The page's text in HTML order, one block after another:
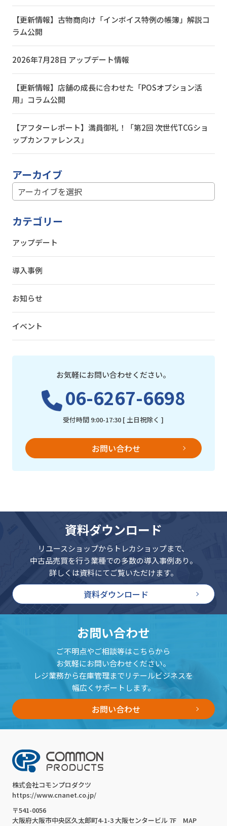
【更新情報】古物商向け「インボイス特例の帳簿」解説コ
ラム公開
2026年7月28日 アップデート情報
【更新情報】店舗の成長に合わせた「POSオプション活
用」コラム公開
【アフターレポート】満員御礼！「第2回 次世代TCGショ
ップカンファレンス」
アーカイブ
カテゴリー
アップデート
導入事例
お知らせ
イベント
お気軽にお問い合わせください。
06-6267-6698
受付時間 9:00-17:30 [ 土日祝除く ]
お問い合わせ
資料ダウンロード
リユースショップからトレカショップまで、
中古品売買を行う業種での多数の導入事例あり。
詳しくは資料にてご覧いただけます。
資料ダウンロード
お問い合わせ
ご不明点やご相談等はこちらから
お気軽にお問い合わせください。
レジ業務から在庫管理までリテールビジネスを
幅広くサポートします。
お問い合わせ
株式会社コモンプロダクツ
https://www.cnanet.co.jp/
〒541-0056
大阪府大阪市中央区久太郎町4-1-3 大阪センタービル 7F
MAP